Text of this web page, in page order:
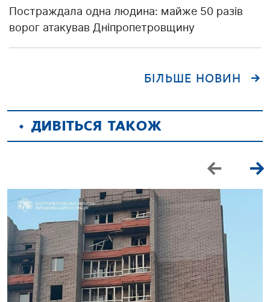
Постраждала одна людина: майже 50 разів
ворог атакував Дніпропетровщину
БІЛЬШЕ НОВИН
ДИВІТЬСЯ ТАКОЖ